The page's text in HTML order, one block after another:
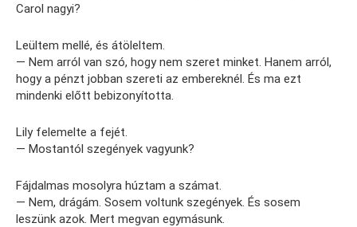
Carol nagyi?
Leültem mellé, és átöleltem.
— Nem arról van szó, hogy nem szeret minket. Hanem arról,
hogy a pénzt jobban szereti az embereknél. És ma ezt
mindenki előtt bebizonyította.
Lily felemelte a fejét.
— Mostantól szegények vagyunk?
Fájdalmas mosolyra húztam a számat.
— Nem, drágám. Sosem voltunk szegények. És sosem
leszünk azok. Mert megvan egymásunk.